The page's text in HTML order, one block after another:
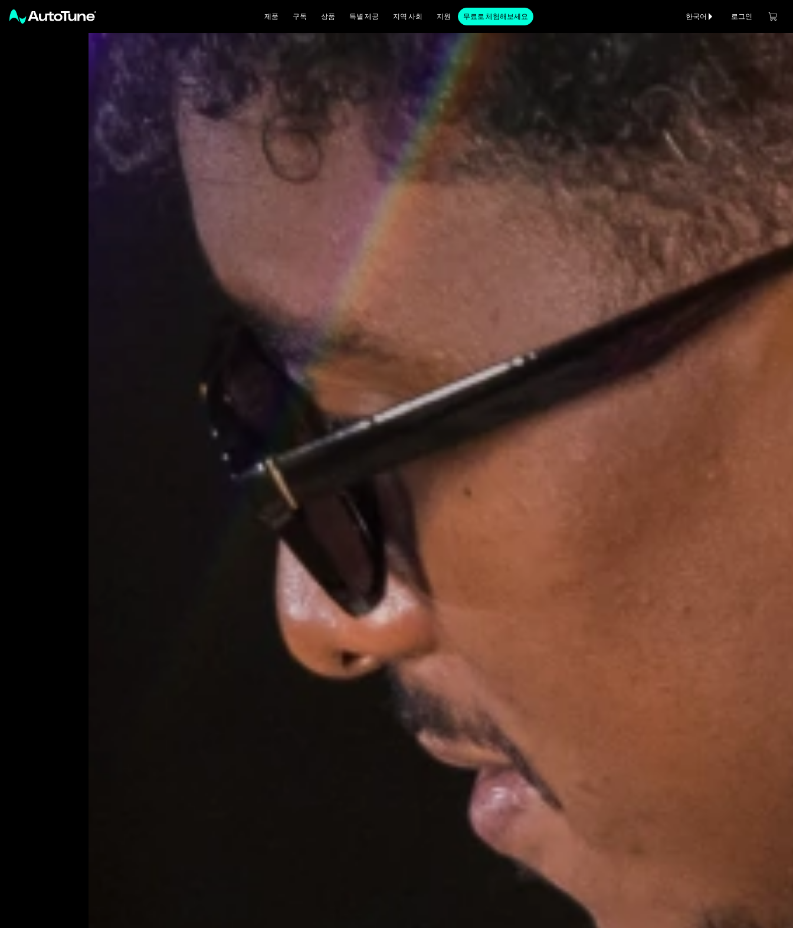
제품 구독 상품 특별 제공 지역 사회 지원 무료로 체험해보세요 한국어 로그인